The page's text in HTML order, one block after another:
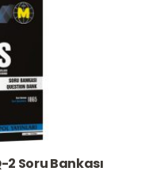
2 Soru Bankası